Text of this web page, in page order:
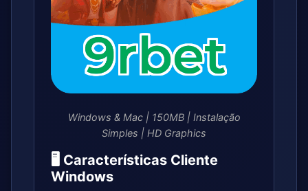
Windows & Mac | 150MB | Instalação
Simples | HD Graphics
🖥️ Características Cliente
Windows